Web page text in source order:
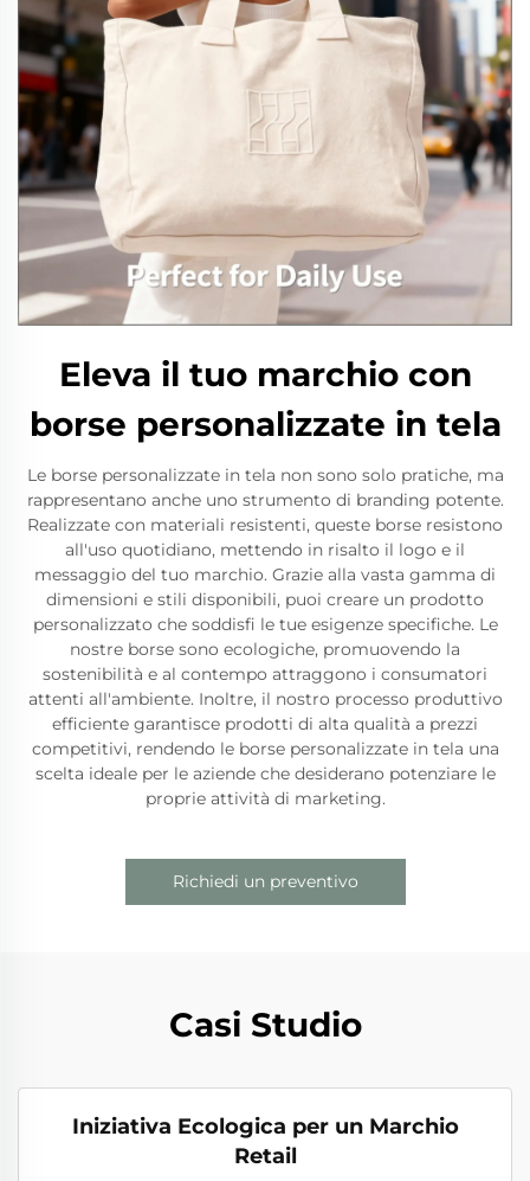
Eleva il tuo marchio con
borse personalizzate in tela
Le borse personalizzate in tela non sono solo pratiche, ma
rappresentano anche uno strumento di branding potente.
Realizzate con materiali resistenti, queste borse resistono
all'uso quotidiano, mettendo in risalto il logo e il
messaggio del tuo marchio. Grazie alla vasta gamma di
dimensioni e stili disponibili, puoi creare un prodotto
personalizzato che soddisfi le tue esigenze specifiche. Le
nostre borse sono ecologiche, promuovendo la
sostenibilità e al contempo attraggono i consumatori
attenti all'ambiente. Inoltre, il nostro processo produttivo
efficiente garantisce prodotti di alta qualità a prezzi
competitivi, rendendo le borse personalizzate in tela una
scelta ideale per le aziende che desiderano potenziare le
proprie attività di marketing.
Richiedi un preventivo
Casi Studio
Iniziativa Ecologica per un Marchio
Retail